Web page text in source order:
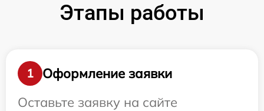
Этапы работы
1
Оформление заявки
Оставьте заявку на сайте